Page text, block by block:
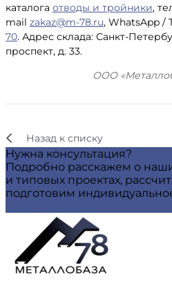
каталога отводы и тройники,
mail zakaz@m-78.ru, WhatsApp /
70. Адрес склада: Санкт-
проспект, д. 33.
ООО
Назад к списку
Нужна консультация?
Подробно расскажем о
и типовых проектах,
подготовим